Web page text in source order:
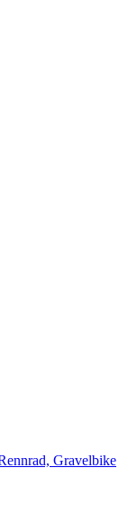
Gravelbike